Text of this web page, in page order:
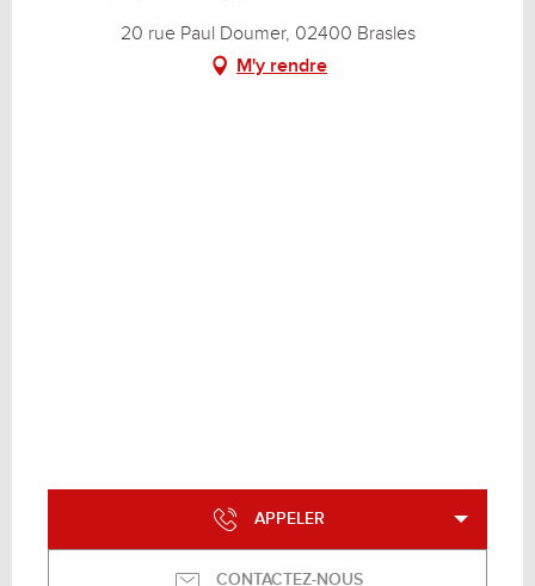
20 rue Paul Doumer, 02400 Brasles
M'y rendre
APPELER
CONTACTEZ-NOUS